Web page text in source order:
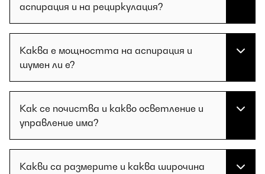
аспирация и на рециркулация?
Каква е мощността на аспирация и
шумен ли е?
Как се почиства и какво осветление и
управление има?
Какви са размерите и каква широчина